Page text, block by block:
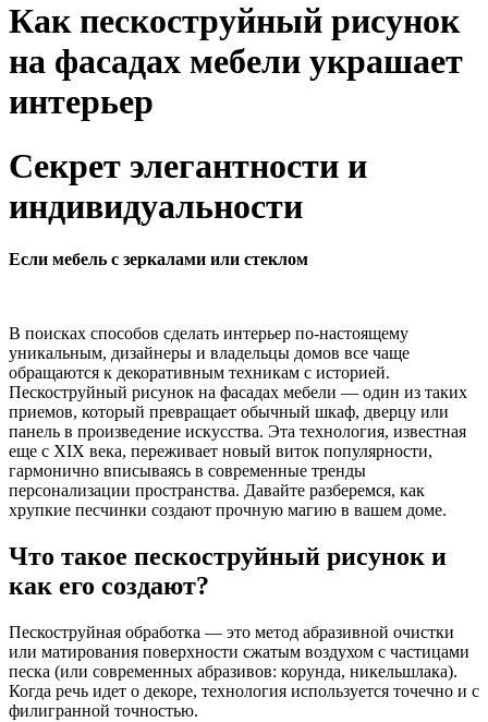
Как пескоструйный рисунок
на фасадах мебели украшает
интерьер
Секрет элегантности и
индивидуальности
Если мебель с зеркалами или стеклом
В поисках способов сделать интерьер по-настоящему
уникальным, дизайнеры и владельцы домов все чаще
обращаются к декоративным техникам с историей.
Пескоструйный рисунок на фасадах мебели — один из таких
приемов, который превращает обычный шкаф, дверцу или
панель в произведение искусства. Эта технология, известная
еще с XIX века, переживает новый виток популярности,
гармонично вписываясь в современные тренды
персонализации пространства. Давайте разберемся, как
хрупкие песчинки создают прочную магию в вашем доме.
Что такое пескоструйный рисунок и
как его создают?
Пескоструйная обработка — это метод абразивной очистки
или матирования поверхности сжатым воздухом с частицами
песка (или современных абразивов: корунда, никельшлака).
Когда речь идет о декоре, технология используется точечно и с
филигранной точностью.